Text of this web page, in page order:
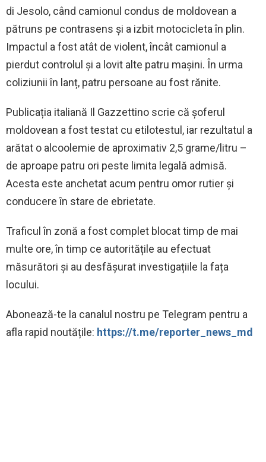
di Jesolo, când camionul condus de moldovean a
pătruns pe contrasens și a izbit motocicleta în plin.
Impactul a fost atât de violent, încât camionul a
pierdut controlul și a lovit alte patru mașini. În urma
coliziunii în lanț, patru persoane au fost rănite.
Publicația italiană Il Gazzettino scrie că șoferul
moldovean a fost testat cu etilotestul, iar rezultatul a
arătat o alcoolemie de aproximativ 2,5 grame/litru –
de aproape patru ori peste limita legală admisă.
Acesta este anchetat acum pentru omor rutier și
conducere în stare de ebrietate.
Traficul în zonă a fost complet blocat timp de mai
multe ore, în timp ce autoritățile au efectuat
măsurători și au desfășurat investigațiile la fața
locului.
‍Abonează-te la canalul nostru pe Telegram pentru a
afla rapid noutățile: https://t.me/reporter_news_md